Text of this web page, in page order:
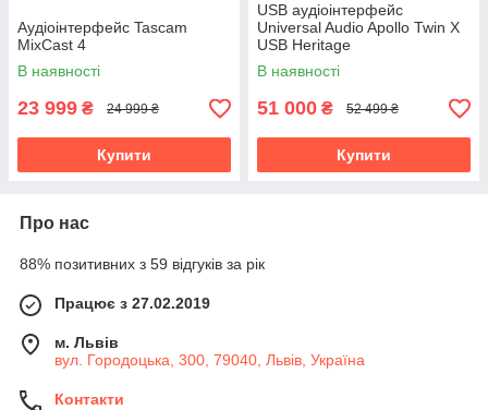
Аудіоінтерфейс Tascam
MixCast 4
В наявності
23 999 ₴ 24 999 ₴
Купити
USB аудіоінтерфейс
Universal Audio Apollo Twin X
USB Heritage
В наявності
51 000 ₴ 52 499 ₴
Купити
Про нас
88% позитивних з 59 відгуків за рік
Працює з 27.02.2019
м. Львів
вул. Городоцька, 300, 79040, Львів, Україна
Контакти